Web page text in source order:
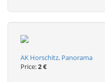
AK Horschitz, Panorama
Price:2 €